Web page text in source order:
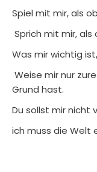
Spiel mit mir, als
Sprich mit mir, als
Was mir wichtig
Weise mir nur
Grund hast.
Du sollst mir nicht
ich muss die Welt